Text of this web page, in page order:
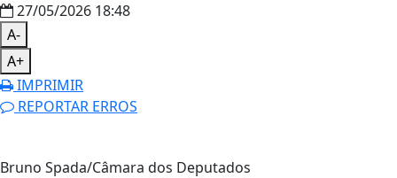
27/05/2026 18:48
A-
A+
IMPRIMIR
REPORTAR ERROS
Bruno Spada/Câmara dos Deputados